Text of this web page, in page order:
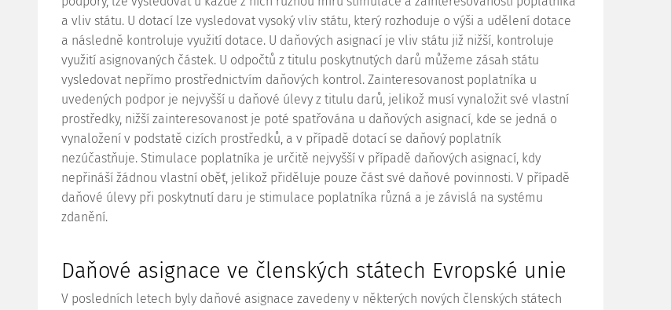
a vliv státu. U dotací lze vysledovat vysoký vliv státu, který rozhoduje o výši a udělení dotace
a následně kontroluje využití dotace. U daňových asignací je vliv státu již nižší, kontroluje
využití asignovaných částek. U odpočtů z titulu poskytnutých darů můžeme zásah státu
vysledovat nepřímo prostřednictvím daňových kontrol. Zainteresovanost poplatníka u
uvedených podpor je nejvyšší u daňové úlevy z titulu darů, jelikož musí vynaložit své vlastní
prostředky, nižší zainteresovanost je poté spatřována u daňových asignací, kde se jedná o
vynaložení v podstatě cizích prostředků, a v případě dotací se daňový poplatník
nezúčastňuje. Stimulace poplatníka je určitě nejvyšší v případě daňových asignací, kdy
nepřináší žádnou vlastní oběť, jelikož přiděluje pouze část své daňové povinnosti. V případě
daňové úlevy při poskytnutí daru je stimulace poplatníka různá a je závislá na systému
zdanění.
Daňové asignace ve členských státech Evropské unie
V posledních letech byly daňové asignace zavedeny v některých nových členských státech